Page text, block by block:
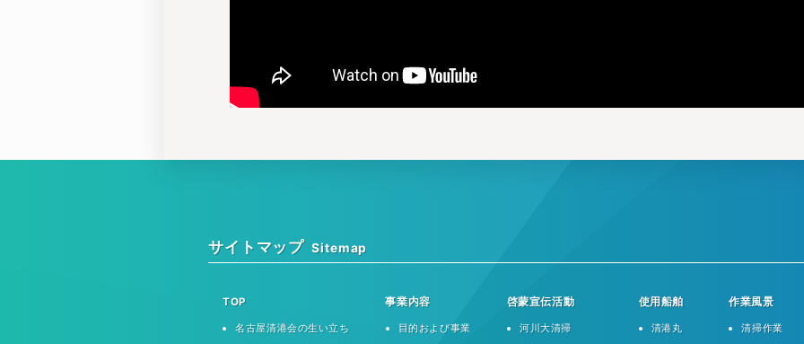
サイトマップ Sitemap
TOP
名古屋清港会の生い立ち
事業内容
目的および事業
啓蒙宣伝活動
河川大清掃
使用船舶
清港丸
作業風景
清掃作業